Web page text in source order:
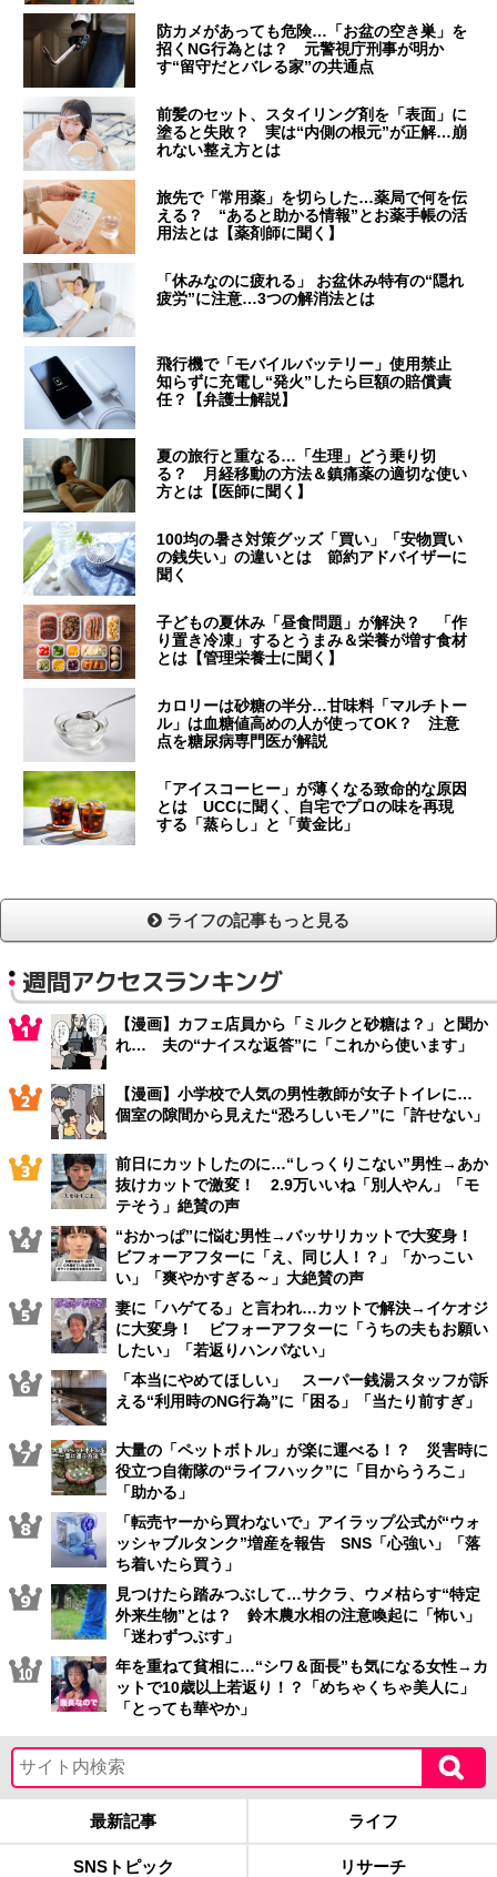
防カメがあっても危険…「お盆の空き巣」を
招くNG行為とは？ 元警視庁刑事が明か
す“留守だとバレる家”の共通点
前髪のセット、スタイリング剤を「表面」に
塗ると失敗？ 実は“内側の根元”が正解…崩
れない整え方とは
旅先で「常用薬」を切らした…薬局で何を伝
える？ “あると助かる情報”とお薬手帳の活
用法とは【薬剤師に聞く】
「休みなのに疲れる」 お盆休み特有の“隠れ
疲労”に注意…3つの解消法とは
飛行機で「モバイルバッテリー」使用禁止
知らずに充電し“発火”したら巨額の賠償責
任？【弁護士解説】
夏の旅行と重なる…「生理」どう乗り切
る？ 月経移動の方法＆鎮痛薬の適切な使い
方とは【医師に聞く】
100均の暑さ対策グッズ「買い」「安物買い
の銭失い」の違いとは 節約アドバイザーに
聞く
子どもの夏休み「昼食問題」が解決？ 「作
り置き冷凍」するとうまみ＆栄養が増す食材
とは【管理栄養士に聞く】
カロリーは砂糖の半分…甘味料「マルチトー
ル」は血糖値高めの人が使ってOK？ 注意
点を糖尿病専門医が解説
「アイスコーヒー」が薄くなる致命的な原因
とは UCCに聞く、自宅でプロの味を再現
する「蒸らし」と「黄金比」
ライフの記事もっと見る
週間アクセスランキング
【漫画】カフェ店員から「ミルクと砂糖は？」と聞か
れ… 夫の“ナイスな返答”に「これから使います」
【漫画】小学校で人気の男性教師が女子トイレに…
個室の隙間から見えた“恐ろしいモノ”に「許せない」
前日にカットしたのに…“しっくりこない”男性→あか
抜けカットで激変！ 2.9万いいね「別人やん」「モ
テそう」絶賛の声
“おかっぱ”に悩む男性→バッサリカットで大変身！
ビフォーアフターに「え、同じ人！？」「かっこい
い」「爽やかすぎる～」大絶賛の声
妻に「ハゲてる」と言われ…カットで解決→イケオジ
に大変身！ ビフォーアフターに「うちの夫もお願い
したい」「若返りハンパない」
「本当にやめてほしい」 スーパー銭湯スタッフが訴
える“利用時のNG行為”に「困る」「当たり前すぎ」
大量の「ペットボトル」が楽に運べる！？ 災害時に
役立つ自衛隊の“ライフハック”に「目からうろこ」
「助かる」
「転売ヤーから買わないで」アイラップ公式が“ウォ
ッシャブルタンク”増産を報告 SNS「心強い」「落
ち着いたら買う」
見つけたら踏みつぶして…サクラ、ウメ枯らす“特定
外来生物”とは？ 鈴木農水相の注意喚起に「怖い」
「迷わずつぶす」
年を重ねて貧相に…“シワ＆面長”も気になる女性→カ
ットで10歳以上若返り！？「めちゃくちゃ美人に」
「とっても華やか」
最新記事 ライフ
SNSトピック リサーチ